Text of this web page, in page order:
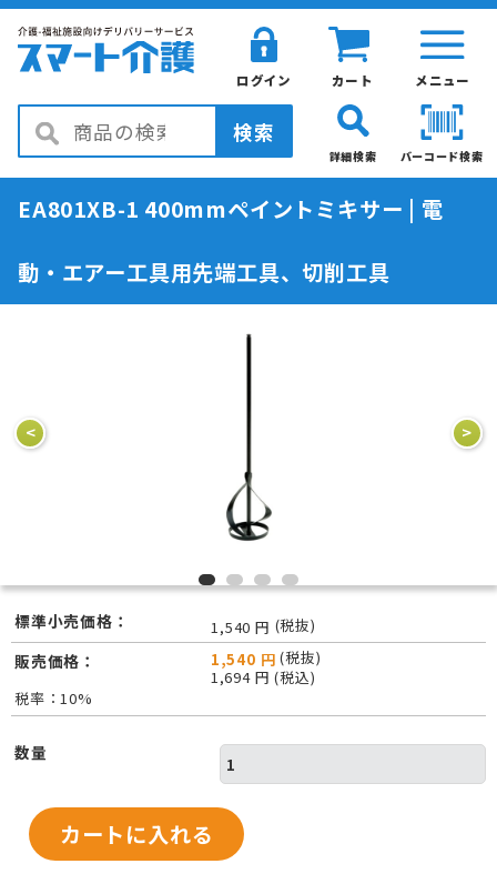
メニュー
カート
ログイン
検索
バーコード検索
詳細検索
EA801XB-1 400mmペイントミキサー | 電
動・エアー工具用先端工具、切削工具
< >
標準小売価格： 1,540 円 (税抜)
販売価格： 1,540 円 (税抜)
1,694 円 (税込)
税率：10%
数量